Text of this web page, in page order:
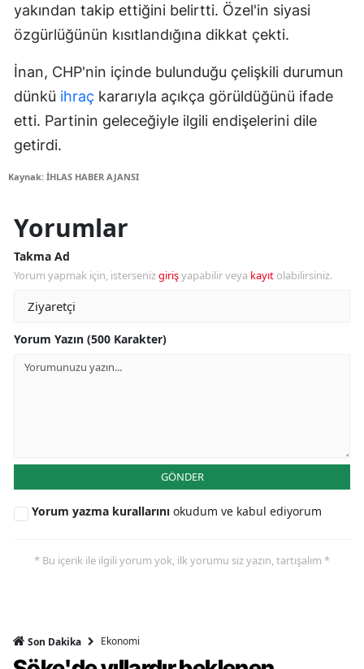
yakından takip ettiğini belirtti. Özel'in siyasi
özgürlüğünün kısıtlandığına dikkat çekti.
İnan, CHP'nin içinde bulunduğu çelişkili durumun
dünkü ihraç kararıyla açıkça görüldüğünü ifade
etti. Partinin geleceğiyle ilgili endişelerini dile
getirdi.
Kaynak: İHLAS HABER AJANSI
Yorumlar
Takma Ad
Yorum yapmak için, istersenizgirişyapabilir veya kayıt olabilirsiniz.
Yorum Yazın (500 Karakter)
GÖNDER
Yorum yazma kurallarını okudum ve kabul ediyorum
* Bu içerik ile ilgili yorum yok, ilk yorumu siz yazın, tartışalım *
Son Dakika Ekonomi